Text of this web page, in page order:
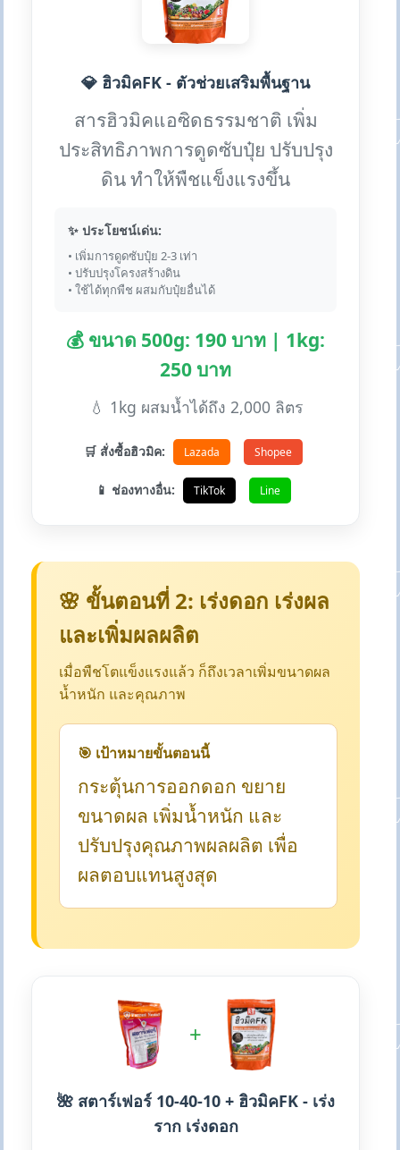
💎 ฮิวมิคFK - ตัวช่วยเสริมพื้นฐาน
สารฮิวมิคแอซิดธรรมชาติ เพิ่ม
ประสิทธิภาพการดูดซับปุ๋ย ปรับปรุง
ดิน ทำให้พืชแข็งแรงขึ้น
✨ ประโยชน์เด่น:
• เพิ่มการดูดซับปุ๋ย 2-3 เท่า
• ปรับปรุงโครงสร้างดิน
• ใช้ได้ทุกพืช ผสมกับปุ๋ยอื่นได้
💰 ขนาด 500g: 190 บาท | 1kg:
250 บาท
💧 1kg ผสมน้ำได้ถึง 2,000 ลิตร
🛒 สั่งซื้อฮิวมิค: Lazada Shopee
📱 ช่องทางอื่น: TikTok Line
🌸 ขั้นตอนที่ 2: เร่งดอก เร่งผล
และเพิ่มผลผลิต
เมื่อพืชโตแข็งแรงแล้ว ก็ถึงเวลาเพิ่มขนาดผล
น้ำหนัก และคุณภาพ
🎯 เป้าหมายขั้นตอนนี้
กระตุ้นการออกดอก ขยาย
ขนาดผล เพิ่มน้ำหนัก และ
ปรับปรุงคุณภาพผลผลิต เพื่อ
ผลตอบแทนสูงสุด
+
🌺 สตาร์เฟอร์ 10-40-10 + ฮิวมิคFK - เร่ง
ราก เร่งดอก